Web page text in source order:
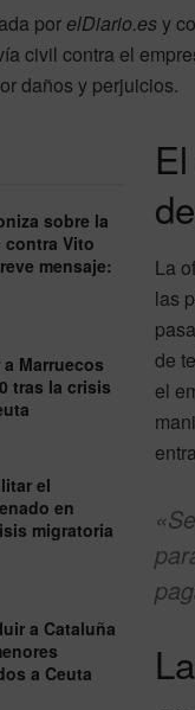
por elDiario.esy
civil contra el
daños y perjuicios.
sobre la
contra Vito
mensaje:
Marruecos
tras la crisis
el
en
migratoria
a Cataluña
a Ceuta
La
las
de
el